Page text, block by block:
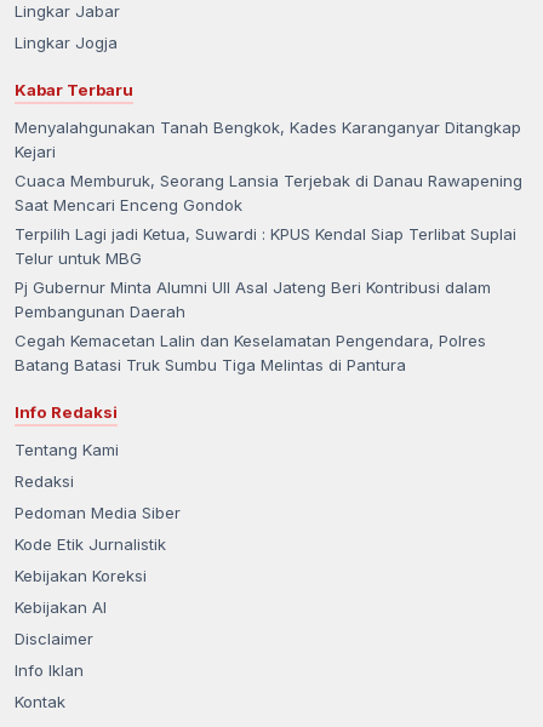
Lingkar Jabar
Lingkar Jogja
Kabar Terbaru
Menyalahgunakan Tanah Bengkok, Kades Karanganyar Ditangkap
Kejari
Cuaca Memburuk, Seorang Lansia Terjebak di Danau Rawapening
Saat Mencari Enceng Gondok
Terpilih Lagi jadi Ketua, Suwardi : KPUS Kendal Siap Terlibat Suplai
Telur untuk MBG
Pj Gubernur Minta Alumni UII Asal Jateng Beri Kontribusi dalam
Pembangunan Daerah
Cegah Kemacetan Lalin dan Keselamatan Pengendara, Polres
Batang Batasi Truk Sumbu Tiga Melintas di Pantura
Info Redaksi
Tentang Kami
Redaksi
Pedoman Media Siber
Kode Etik Jurnalistik
Kebijakan Koreksi
Kebijakan AI
Disclaimer
Info Iklan
Kontak